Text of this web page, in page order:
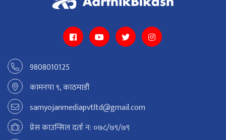
9808010125
कामनपा ९, काठमाडौं
samyojanmediapvtltd@gmail.com
प्रेस काउन्सिल दर्ता न: ०७८/७९/७९